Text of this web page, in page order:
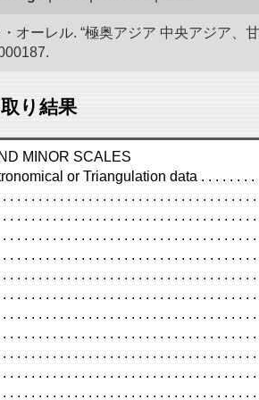
オーレル. “極奥アジア 中央アジア
り結果
MINOR SCALES
or Triangulation data . . . . . . . . .
. . . . . . . . . . . . . . . . . . . . . . . . . . . . . . . . .
. . . . . . . . . . . . . . . . . . . . . . . . . . . . . . . . .
. . . . . . . . . . . . . . . . . . . . . . . . . . . . . . . . .
. . . . . . . . . . . . . . . . . . . . . . . . . . . . . . . . .
. . . . . . . . . . . . . . . . . . . . . . . . . . . . . . . . .
. . . . . . . . . . . . . . . . . . . . . . . . . . . . . . . . .
. . . . . . . . . . . . . . . . . . . . . . . . . . . . . . . . .
. . . . . . . . . . . . . . . . . . . . . . . . . . . . . . . . .
. . . . . . . . . . . . . . . . . . . . . . . . . . . . . . . . .
. . . . . . . . . . . . . . . . . . . . . . . . . . . . . . . . .
. . . . . . . . . . . . . . . . . . . . . . . . . . . . . . . . .